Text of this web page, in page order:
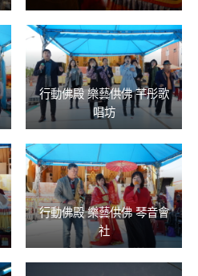
行動佛殿 樂藝供佛 芊彤歌
唱坊
行動佛殿 樂藝供佛 琴音會
社